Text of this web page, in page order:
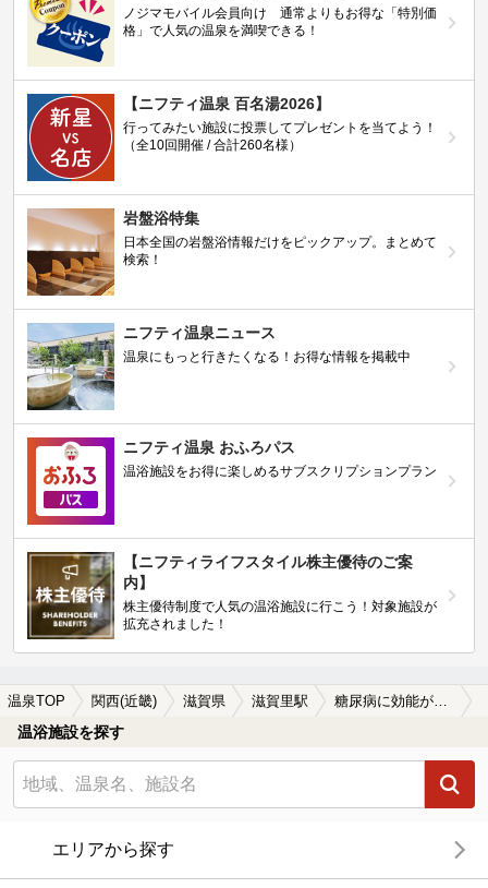
ノジマモバイル会員向け 通常よりもお得な「特別価
格」で人気の温泉を満喫できる！
【ニフティ温泉 百名湯2026】
行ってみたい施設に投票してプレゼントを当てよう！
（全10回開催 / 合計260名様）
岩盤浴特集
日本全国の岩盤浴情報だけをピックアップ。まとめて
検索！
ニフティ温泉ニュース
温泉にもっと行きたくなる！お得な情報を掲載中
ニフティ温泉 おふろパス
温浴施設をお得に楽しめるサブスクリプションプラン
【ニフティライフスタイル株主優待のご案
内】
株主優待制度で人気の温浴施設に行こう！対象施設が
拡充されました！
温泉TOP 関西(近畿) 滋賀県 滋賀里駅 糖尿病に効能がある滋賀里駅近くの温泉、日帰り温泉、スーパー銭湯おすすめ
温浴施設を探す
エリアから探す